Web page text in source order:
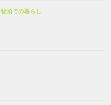
智頭での暮らし